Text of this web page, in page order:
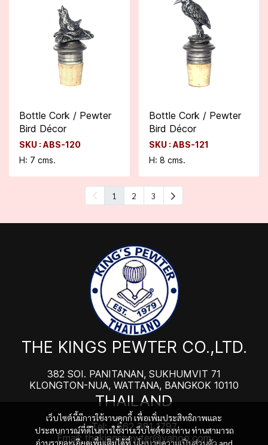
Bottle Cork / Pewter
Bird Décor
SKU : ABS-120
H: 7 cms.
Bottle Cork / Pewter
Bird Décor
SKU : ABS-121
H: 8 cms.
1 2 3
เว็บไซต์นี้มีการใช้งานคุกกี้ เพื่อเพิ่มประสิทธิภาพและ
ประสบการณ์ที่ดีในการใช้งานเว็บไซต์ของท่าน ท่านสามารถ
อ่านรายละเอียดเพิ่มเติมได้ที่นโยบายความเป็นส่วนตัว and
THE KINGS PEWTER CO.,LTD.
382 SOI. PANITANAN, SUKHUMVIT 71
KLONGTON-NUA, WATTANA, BANGKOK 10110
THAILAND
Tel: +662 381 1797
Email: thekingspewter@yahoo.com